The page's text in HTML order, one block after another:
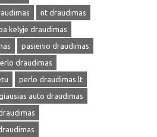
nt draudimas
kelyje draudimas
pasienio draudimas
draudimas
perlo draudimas.lt
auto draudimas